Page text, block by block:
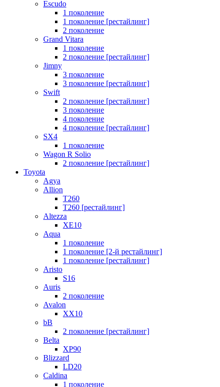
Escudo
1 поколение
1 поколение [рестайлинг]
2 поколение
Grand Vitara
1 поколение
2 поколение [рестайлинг]
Jimny
3 поколение
3 поколение [рестайлинг]
Swift
2 поколение [рестайлинг]
3 поколение
4 поколение
4 поколение [рестайлинг]
SX4
1 поколение
Wagon R Solio
2 поколение [рестайлинг]
Toyota
Agya
Allion
T260
T260 [рестайлинг]
Altezza
XE10
Aqua
1 поколение
1 поколение [2-й рестайлинг]
1 поколение [рестайлинг]
Aristo
S16
Auris
2 поколение
Avalon
XX10
bB
2 поколение [рестайлинг]
Belta
XP90
Blizzard
LD20
Caldina
1 поколение